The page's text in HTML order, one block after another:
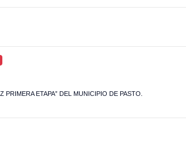
ETAPA” DEL MUNICIPIO DE PASTO.